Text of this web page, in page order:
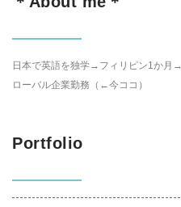
日本で英語を独学→フィリピン1か
ローバル企業勤務（←今ココ）
Portfolio